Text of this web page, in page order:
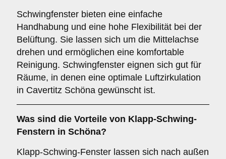
Schwingfenster bieten eine einfache
Handhabung und eine hohe Flexibilität bei der
Belüftung. Sie lassen sich um die Mittelachse
drehen und ermöglichen eine komfortable
Reinigung. Schwingfenster eignen sich gut für
Räume, in denen eine optimale Luftzirkulation
in Cavertitz Schöna gewünscht ist.
Was sind die Vorteile von Klapp-Schwing-
Fenstern in Schöna?
Klapp-Schwing-Fenster lassen sich nach außen